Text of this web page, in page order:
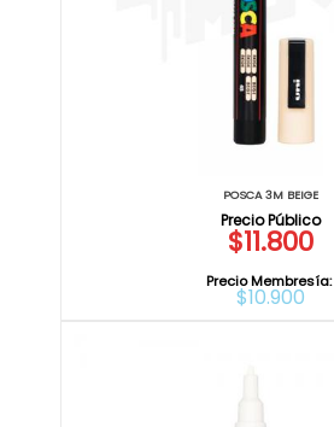
POSCA 3M BEIGE
$11.800
Precio Membresía:
$10.900